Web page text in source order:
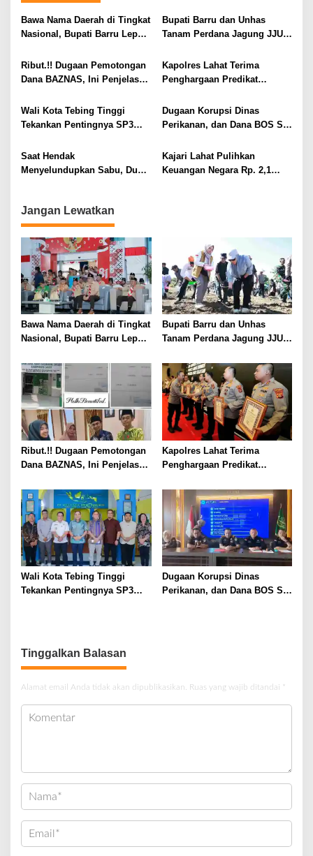
i
p
o
s
Bawa Nama Daerah di Tingkat
Nasional, Bupati Barru Lepas
XII
Bupati Barru dan Unhas
Tanam Perdana Jagung JJUH,
dan Kesejahteraan Petani
Ribut.!! Dugaan Pemotongan
Dana BAZNAS, Ini Penjelasan
Kapolres Lahat Terima
Penghargaan Predikat
Sumsel Tahun 2026
Wali Kota Tebing Tinggi
Tekankan Pentingnya SP3
Dugaan Korupsi Dinas
Perikanan, dan Dana BOS SD
Terus Dipertajam Kajari Lahat
Saat Hendak
Menyelundupkan Sabu, Dua
Kajari Lahat Pulihkan
Keuangan Negara Rp. 2,1
Jangan Lewatkan
Bawa Nama Daerah di Tingkat
Nasional, Bupati Barru Lepas
XII
Bupati Barru dan Unhas
Tanam Perdana Jagung JJUH,
dan Kesejahteraan Petani
Ribut.!! Dugaan Pemotongan
Dana BAZNAS, Ini Penjelasan
Kapolres Lahat Terima
Penghargaan Predikat
Sumsel Tahun 2026
Wali Kota Tebing Tinggi
Tekankan Pentingnya SP3
Dugaan Korupsi Dinas
Perikanan, dan Dana BOS SD
Tinggalkan Balasan
Alamat email Anda tidak akan dipublikasikan. Ruas yang wajib ditandai *